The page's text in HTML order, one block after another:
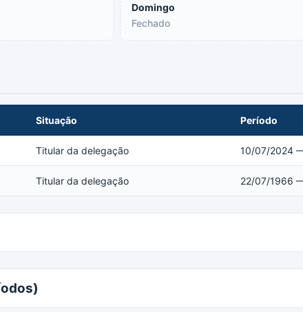
Domingo
Fechado
Situação Período
Titular da delegação 10/07/2024
Titular da delegação 22/07/1966